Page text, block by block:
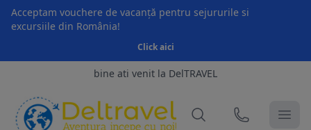
Acceptam vouchere de vacanță pentru sejururile si
excursiile din România!
Click aici
bine ati venit la DelTRAVEL